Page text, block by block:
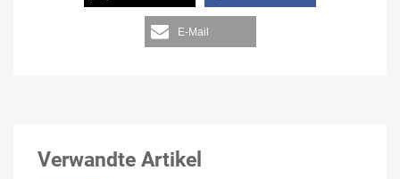
E-Mail
Verwandte Artikel